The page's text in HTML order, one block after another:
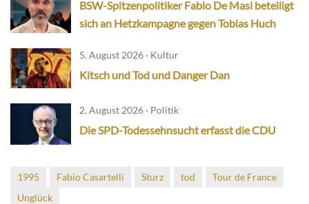
BSW-Spitzenpolitiker Fabio De Masi beteiligt
sich an Hetzkampagne gegen Tobias Huch
5. August 2026 · Kultur
Kitsch und Tod und Danger Dan
2. August 2026 · Politik
Die SPD-Todessehnsucht erfasst die CDU
1995 Fabio Casartelli Sturz tod
Tour de France
Unglück